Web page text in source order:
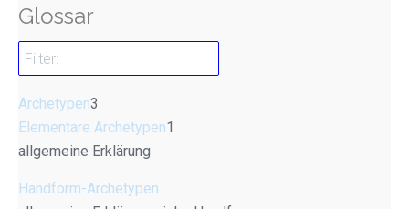
Glossar
Archetypen3
Elementare Archetypen1
allgemeine Erklärung
Handform-Archetypen